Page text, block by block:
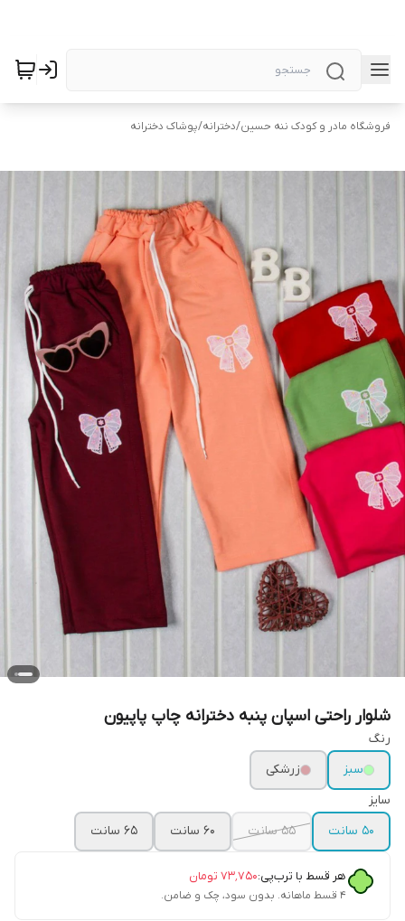
فروشگاه مادر و کودک ننه حسین/دخترانه/پوشاک دخترانه
شلوار راحتی اسپان پنبه دخترانه چاپ پاپیون
رنگ
سبز
زرشکی
سایز
۵۰ سانت
۵۵ سانت ۶۰ سانت ۶۵ سانت
هر قسط با ترب‌پی:۷۳٬۷۵۰ تومان
۴ قسط ماهانه. بدون سود، چک و ضامن.